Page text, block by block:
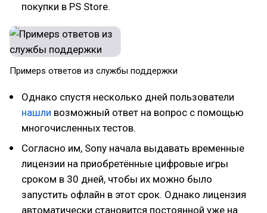
покупки в PS Store.
Примерs ответов из службы поддержки
Однако спустя несколько дней пользователи
нашли возможный ответ на вопрос с помощью
многочисленных тестов.
Согласно им, Sony начала выдавать временные
лицензии на приобретённые цифровые игры
сроком в 30 дней, чтобы их можно было
запустить офлайн в этот срок. Однако лицензия
автоматически становится постоянной уже на